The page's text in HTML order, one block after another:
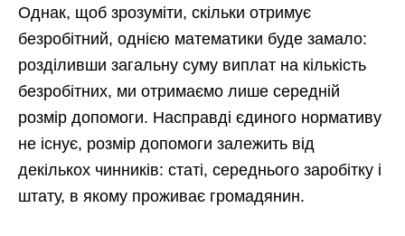
Однак, щоб зрозуміти, скільки отримує
безробітний, однією математики буде замало:
розділивши загальну суму виплат на кількість
безробітних, ми отримаємо лише середній
розмір допомоги. Насправді єдиного нормативу
не існує, розмір допомоги залежить від
декількох чинників: статі, середнього заробітку і
штату, в якому проживає громадянин.